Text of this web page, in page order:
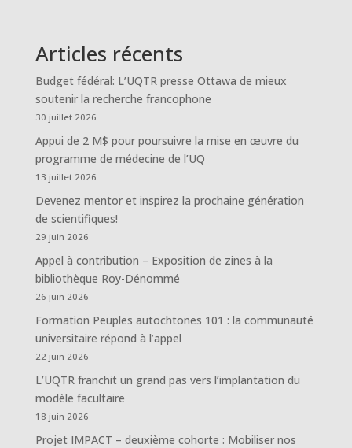
Articles récents
Budget fédéral: L’UQTR presse Ottawa de mieux
soutenir la recherche francophone
30 juillet 2026
Appui de 2 M$ pour poursuivre la mise en œuvre du
programme de médecine de l’UQ
13 juillet 2026
Devenez mentor et inspirez la prochaine génération
de scientifiques!
29 juin 2026
Appel à contribution – Exposition de zines à la
bibliothèque Roy-Dénommé
26 juin 2026
Formation Peuples autochtones 101 : la communauté
universitaire répond à l’appel
22 juin 2026
L’UQTR franchit un grand pas vers l’implantation du
modèle facultaire
18 juin 2026
Projet IMPACT – deuxième cohorte : Mobiliser nos